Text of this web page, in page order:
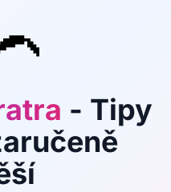
- Tipy